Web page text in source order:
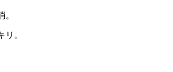
。